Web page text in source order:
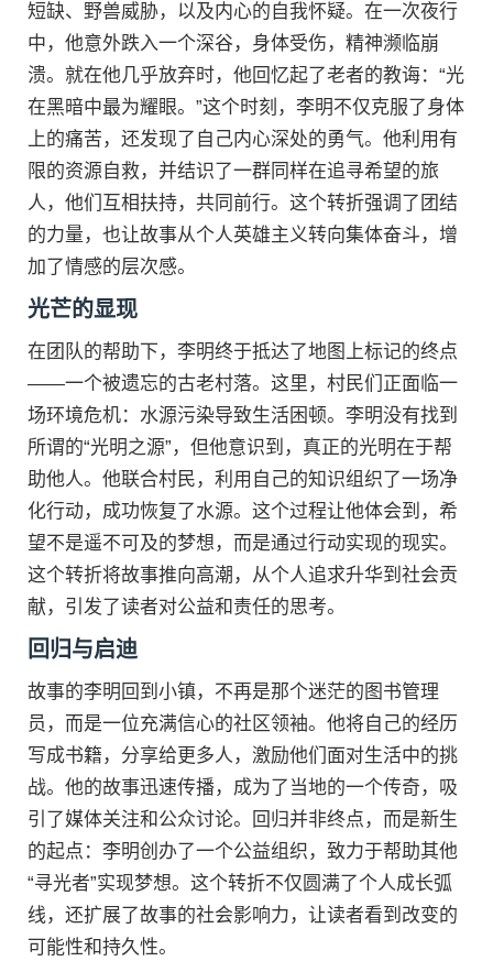
短缺、野兽威胁，以及内心的自我怀疑。在一次夜行
中，他意外跌入一个深谷，身体受伤，精神濒临崩
溃。就在他几乎放弃时，他回忆起了老者的教诲：“光
在黑暗中最为耀眼。”这个时刻，李明不仅克服了身体
上的痛苦，还发现了自己内心深处的勇气。他利用有
限的资源自救，并结识了一群同样在追寻希望的旅
人，他们互相扶持，共同前行。这个转折强调了团结
的力量，也让故事从个人英雄主义转向集体奋斗，增
加了情感的层次感。
光芒的显现
在团队的帮助下，李明终于抵达了地图上标记的终点
——一个被遗忘的古老村落。这里，村民们正面临一
场环境危机：水源污染导致生活困顿。李明没有找到
所谓的“光明之源”，但他意识到，真正的光明在于帮
助他人。他联合村民，利用自己的知识组织了一场净
化行动，成功恢复了水源。这个过程让他体会到，希
望不是遥不可及的梦想，而是通过行动实现的现实。
这个转折将故事推向高潮，从个人追求升华到社会贡
献，引发了读者对公益和责任的思考。
回归与启迪
故事的李明回到小镇，不再是那个迷茫的图书管理
员，而是一位充满信心的社区领袖。他将自己的经历
写成书籍，分享给更多人，激励他们面对生活中的挑
战。他的故事迅速传播，成为了当地的一个传奇，吸
引了媒体关注和公众讨论。回归并非终点，而是新生
的起点：李明创办了一个公益组织，致力于帮助其他
“寻光者”实现梦想。这个转折不仅圆满了个人成长弧
线，还扩展了故事的社会影响力，让读者看到改变的
可能性和持久性。